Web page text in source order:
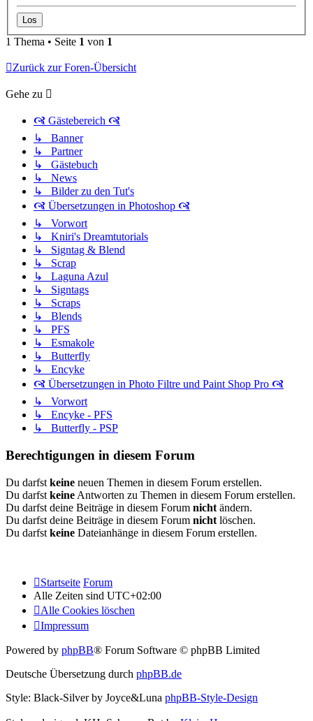
1 Thema • Seite 1 von 1
Zurück zur Foren-Übersicht
Gehe zu
🙧 Gästebereich 🙧
↳ Banner
↳ Partner
↳ Gästebuch
↳ News
↳ Bilder zu den Tut's
🙧 Übersetzungen in Photoshop 🙧
↳ Vorwort
↳ Kniri's Dreamtutorials
↳ Signtag & Blend
↳ Scrap
↳ Laguna Azul
↳ Signtags
↳ Scraps
↳ Blends
↳ PFS
↳ Esmakole
↳ Butterfly
↳ Encyke
🙧 Übersetzungen in Photo Filtre und Paint Shop Pro 🙧
↳ Vorwort
↳ Encyke - PFS
↳ Butterfly - PSP
Berechtigungen in diesem Forum
Du darfst keine neuen Themen in diesem Forum erstellen.
Du darfst keine Antworten zu Themen in diesem Forum erstellen.
Du darfst deine Beiträge in diesem Forum nicht ändern.
Du darfst deine Beiträge in diesem Forum nicht löschen.
Du darfst keine Dateianhänge in diesem Forum erstellen.
Startseite Forum
Alle Zeiten sind UTC+02:00
Alle Cookies löschen
Impressum
Powered by phpBB® Forum Software © phpBB Limited
Deutsche Übersetzung durch phpBB.de
Style: Black-Silver by Joyce&Luna phpBB-Style-Design